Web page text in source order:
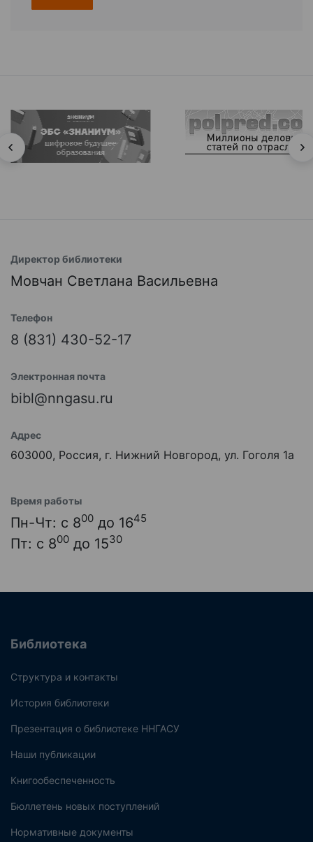
Директор библиотеки
Мовчан Светлана Васильевна
Телефон
8 (831) 430-52-17
Электронная почта
bibl@nngasu.ru
Адрес
603000, Россия, г. Нижний Новгород, ул. Гоголя 1а
Время работы
Пн-Чт: с 800 до 1645
Пт: с 800 до 1530
Библиотека
Структура и контакты
История библиотеки
Презентация о библиотеке ННГАСУ
Наши публикации
Книгообеспеченность
Бюллетень новых поступлений
Нормативные документы